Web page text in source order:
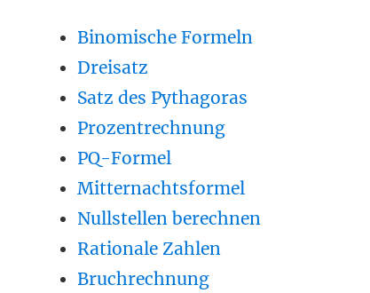
Binomische Formeln
Dreisatz
Satz des Pythagoras
Prozentrechnung
PQ-Formel
Mitternachtsformel
Nullstellen berechnen
Rationale Zahlen
Bruchrechnung